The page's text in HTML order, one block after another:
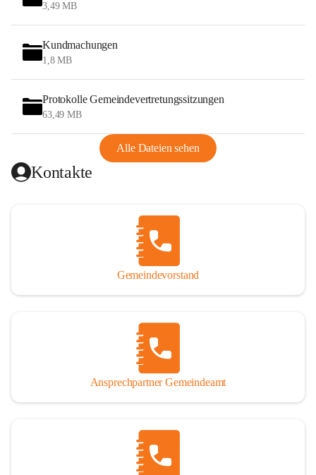
3,49 MB
Kundmachungen
1,8 MB
Protokolle Gemeindevertretungssitzungen
63,49 MB
Alle Dateien sehen
Kontakte
Gemeindevorstand
Ansprechpartner Gemeindeamt